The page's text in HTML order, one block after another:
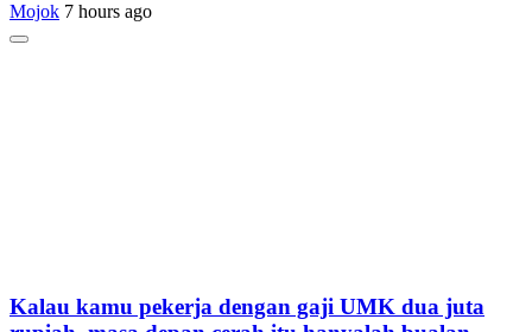
Mojok 7 hours ago
Kalau kamu pekerja dengan gaji UMK dua juta